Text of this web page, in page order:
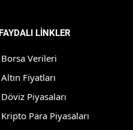
FAYDALI LİNKLER
Borsa Verileri
Altın Fiyatları
Döviz Piyasaları
Kripto Para Piyasaları